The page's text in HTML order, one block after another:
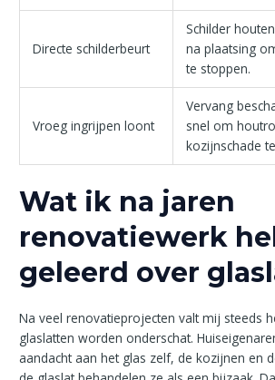
Directe schilderbeurt
Schilder
na plaatsing
te stoppen.
Vroeg ingrijpen loont
Vervang
snel om
kozijnschade
Wat ik na jaren
renovatiewerk
geleerd over
Na veel renovatieprojecten valt mij steeds
glaslatten worden onderschat.
aandacht aan het glas zelf, de kozijnen en